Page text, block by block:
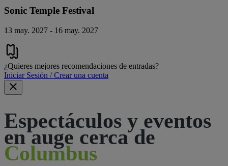
Sonic Temple Festival
13 may. 2027 - 16 may. 2027
¿Quieres mejores recomendaciones de entradas?
Iniciar Sesión / Crear una cuenta
Espectáculos y eventos
en auge cerca de
Columbus